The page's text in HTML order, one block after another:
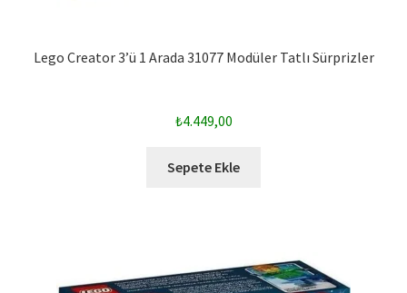
Lego Creator 3’ü 1 Arada 31077 Modüler Tatlı Sürprizler
₺4.449,00
Sepete Ekle